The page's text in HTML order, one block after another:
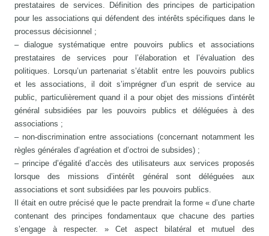
prestataires de services. Définition des principes de participation
pour les associations qui défendent des intérêts spécifiques dans le
processus décisionnel ;
– dialogue systématique entre pouvoirs publics et associations
prestataires de services pour l’élaboration et l’évaluation des
politiques. Lorsqu’un partenariat s’établit entre les pouvoirs publics
et les associations, il doit s’imprégner d’un esprit de service au
public, particulièrement quand il a pour objet des missions d’intérêt
général subsidiées par les pouvoirs publics et déléguées à des
associations ;
– non-discrimination entre associations (concernant notamment les
règles générales d’agréation et d’octroi de subsides) ;
– principe d’égalité d’accès des utilisateurs aux services proposés
lorsque des missions d’intérêt général sont déléguées aux
associations et sont subsidiées par les pouvoirs publics.
Il était en outre précisé que le pacte prendrait la forme « d’une charte
contenant des principes fondamentaux que chacune des parties
s’engage à respecter. » Cet aspect bilatéral et mutuel des